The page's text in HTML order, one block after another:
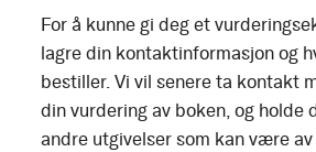
For å kunne gi deg et
lagre din kontaktinformasjon og
bestiller. Vi vil senere ta kontakt
din vurdering av boken, og holde
andre utgivelser som kan være